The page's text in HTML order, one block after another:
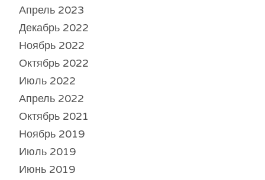
Апрель 2023
Декабрь 2022
Ноябрь 2022
Октябрь 2022
Июль 2022
Апрель 2022
Октябрь 2021
Ноябрь 2019
Июль 2019
Июнь 2019